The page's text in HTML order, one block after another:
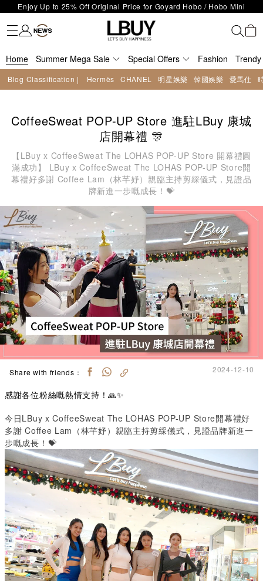
LBuy Exclusive : Hermès / Chanel handbags and jewellery up to 40%
off—shop now!
LBuy Nintendo Switch / Nintendo Switch 2 Official Product Retail Store
is now open at Shop 426, Level 4, MOKO！
The 10,000 feet flagship store with Hermès、CHANEL and LV areas at
Free Delivery over HKD500!
LBuy receives Hong Kong IPD's 2026 'No Fakes Pledge' mark.
LBuy MEGA SALE: Up to 40% OFF Selected Designer Bags and Small
Fashion
Trendy brand
Kidswear
Beauty
Fragrance
Personal Care
Mother Care & Baby
Games and fine toys
Stationery
Home Living
Electronics
Food
Health Care
Outdoor
Home Summer Mega Sale Special Offers Fashion
Blog Classification | Hermès CHANEL 明星娛樂 韓國娛樂 愛馬仕
CoffeeSweat POP-UP Store 進駐LBuy 康城
店開幕禮 🎊
【LBuy x CoffeeSweat The LOHAS POP-UP Store 開幕禮圓
滿成功】 LBuy x CoffeeSweat The LOHAS POP-UP Store開
幕禮好多謝 Coffee Lam（林芊妤）親臨主持剪綵儀式，見證品
牌新進一步嘅成長！💝
Share with friends： 2024-12-10
感謝各位粉絲嘅熱情支持！🙏✨
今日LBuy x CoffeeSweat The LOHAS POP-UP Store開幕禮好
多謝 Coffee Lam（林芊妤）親臨主持剪綵儀式，見證品牌新進一
步嘅成長！💝